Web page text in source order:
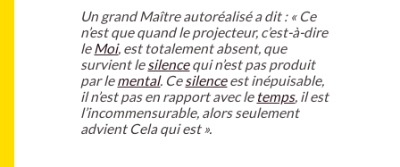
Un grand Maître autoréalisé a dit : « Ce
n’est que quand le projecteur, c’est-à-dire
le Moi, est totalement absent, que
survient le silencequi n’est pas produit
par lemental. Ce silenceest inépuisable,
il n’est pas en rapport avec le temps, il est
l’incommensurable, alors seulement
advient Cela qui est ».